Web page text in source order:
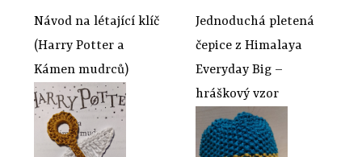
Návod na létající klíč
(Harry Potter a
Kámen mudrců)
Jednoduchá pletená
čepice z Himalaya
Everyday Big –
hráškový vzor